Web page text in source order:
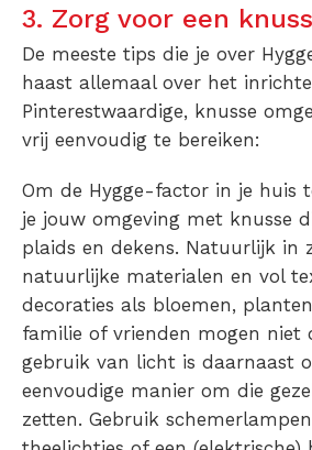
3. Zorg voor een
De meeste tips die je over
haast allemaal over het
Pinterestwaardige, knusse
vrij eenvoudig te bereiken:
Om de Hygge-factor in je huis
je jouw omgeving met knusse
plaids en dekens. Natuurlijk in
natuurlijke materialen en vol
decoraties als bloemen,
familie of vrienden mogen niet
gebruik van licht is daarnaast
eenvoudige manier om die
zetten. Gebruik